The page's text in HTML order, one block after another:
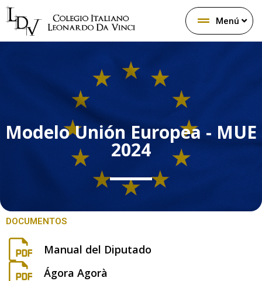
Menú
Modelo Unión Europea - MUE
2024
DOCUMENTOS
Manual del Diputado
Ágora Agorà